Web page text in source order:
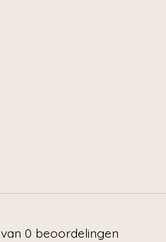
0 beoordelingen